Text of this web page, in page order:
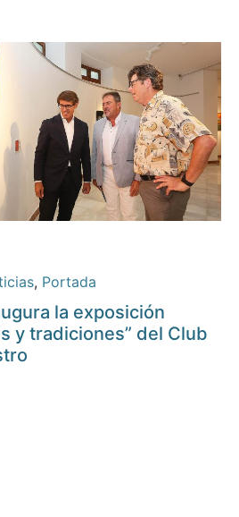
, Portada
la exposición
y tradiciones” del Club